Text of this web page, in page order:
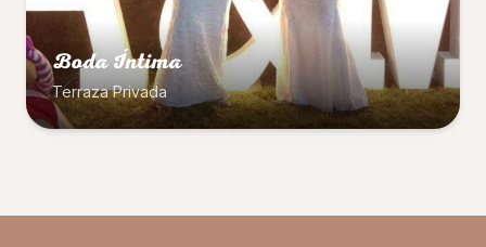
Boda Íntima
Terraza Privada